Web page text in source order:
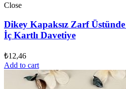
Close
Dikey Kapaksız Zarf Üstünde
İç Kartlı Davetiye
₺12,46
Add to cart